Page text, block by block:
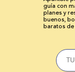
guía con
planes y
buenos,
baratos